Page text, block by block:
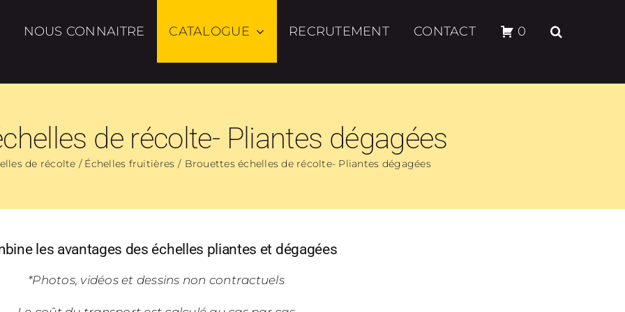
NOUS CONNAITRE CATALOGUE RECRUTEMENT CONTACT 0
de récolte- Pliantes dégagées
de récolte / Échelles fruitières Brouettes échelles de récolte- Pliantes dégagées
les avantages des échelles pliantes et dégagées
*Photos, vidéos et dessins non contractuels